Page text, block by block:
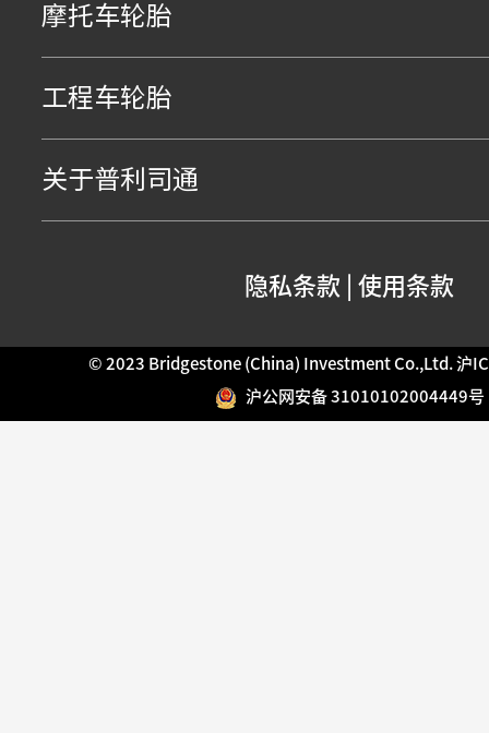
摩托车轮胎
工程车轮胎
关于普利司通
隐私条款 | 使用条款
© 2023 Bridgestone (China) Investment Co.,Ltd.沪
沪公网安备 31010102004449号